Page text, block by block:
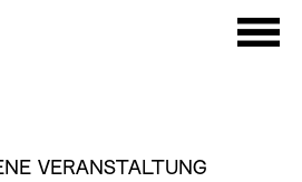
VERANSTALTUNG